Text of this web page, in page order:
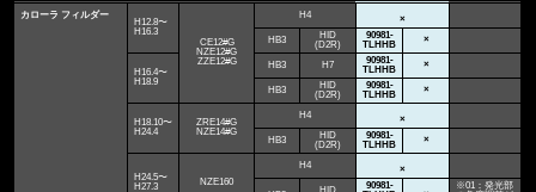
カローラ フィルダー
H12.8〜
H16.3
CE12#G
NZE12#G
ZZE12#G
H4
×
HB3
HID
(D2R)
90981-
TLHHB
×
H16.4〜
H18.9
HB3 H7
90981-
TLHHB
×
HB3
HID
(D2R)
90981-
TLHHB
×
H18.10〜
H24.4
ZRE14#G
NZE14#G
H4
×
HB3
HID
(D2R)
90981-
TLHHB
×
H24.5〜
H27.3
NZE160
H4 ×
90981-
※01：発光部